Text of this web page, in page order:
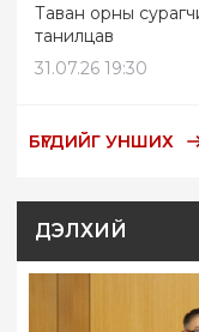
Таван орны
танилцав
31.07.26 19:30
БҮГДИЙГ УНШИХ
ДЭЛХИЙ